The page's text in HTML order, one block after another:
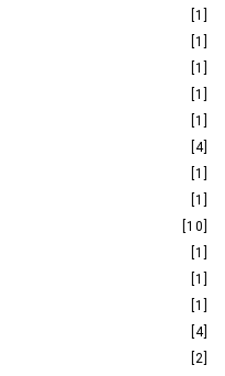
[1]
[1]
[1]
[1]
[1]
[4]
[1]
[1]
[10]
[1]
[1]
[1]
[4]
[2]